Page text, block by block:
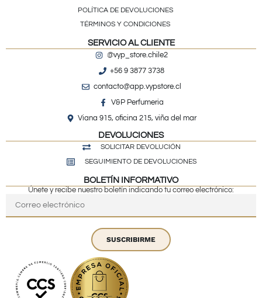
POLÍTICA DE DEVOLUCIONES
TÉRMINOS Y CONDICIONES
SERVICIO AL CLIENTE
@vyp_store.chile2
+56 9 3877 3738
contacto@app.vypstore.cl
V&P Perfumeria
Viana 915, oficina 215, viña del mar
DEVOLUCIONES
SOLICITAR DEVOLUCIÓN
SEGUIMIENTO DE DEVOLUCIONES
BOLETÍN INFORMATIVO
Únete y recibe nuestro boletín indicando tu correo electrónico:
SUSCRIBIRME